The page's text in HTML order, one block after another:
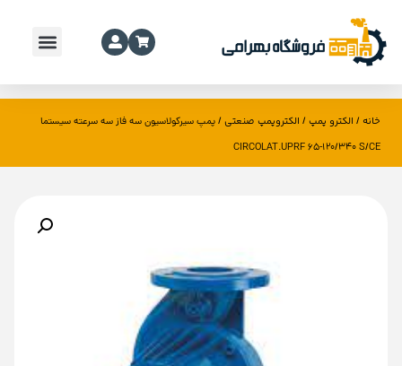
خانه / الکترو پمپ/ الکتروپمپ صنعتی/ پمپ سیرکولاسیون سه فاز سه سرعته سیستما
CIRCOLAT.UPRF 65-120/340 S/CE